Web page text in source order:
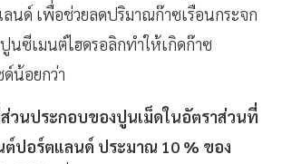
นด์ เพื่อช่วยลดปริมาณก๊าซเรือนกระจก
นซีเมนต์ไฮดรอลิกทำให้เกิดก๊าซ
น้อยกว่า
วนประกอบของปูนเม็ดในอัตราส่วนที่
ปอร์ตแลนด์ ประมาณ 10 % ของ